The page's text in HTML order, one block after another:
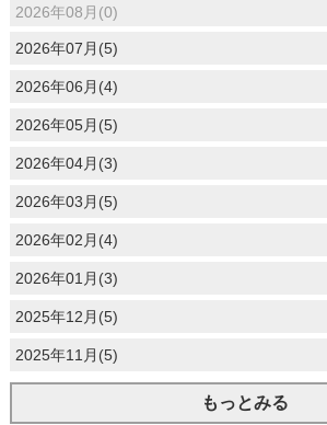
2026年08月(0)
2026年07月(5)
2026年06月(4)
2026年05月(5)
2026年04月(3)
2026年03月(5)
2026年02月(4)
2026年01月(3)
2025年12月(5)
2025年11月(5)
もっとみる